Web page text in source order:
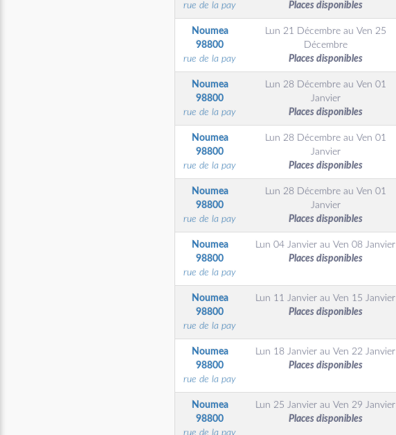
rue de la pay
Places disponibles
Noumea
98800
rue de la pay
Lun 21 Décembreau Ven 25
Décembre
Places disponibles
Noumea
98800
rue de la pay
Lun 28 Décembreau Ven 01
Janvier
Places disponibles
Noumea
98800
rue de la pay
Lun 28 Décembreau Ven 01
Janvier
Places disponibles
Noumea
98800
rue de la pay
Lun 28 Décembreau Ven 01
Janvier
Places disponibles
Noumea
98800
rue de la pay
Lun 04 Janvier auVen 08 Janvier
Places disponibles
Noumea
98800
rue de la pay
Lun 11 Janvier auVen 15 Janvier
Places disponibles
Noumea
98800
rue de la pay
Lun 18 Janvier auVen 22 Janvier
Places disponibles
Noumea
98800
rue de la pay
Lun 25 Janvier auVen 29 Janvier
Places disponibles